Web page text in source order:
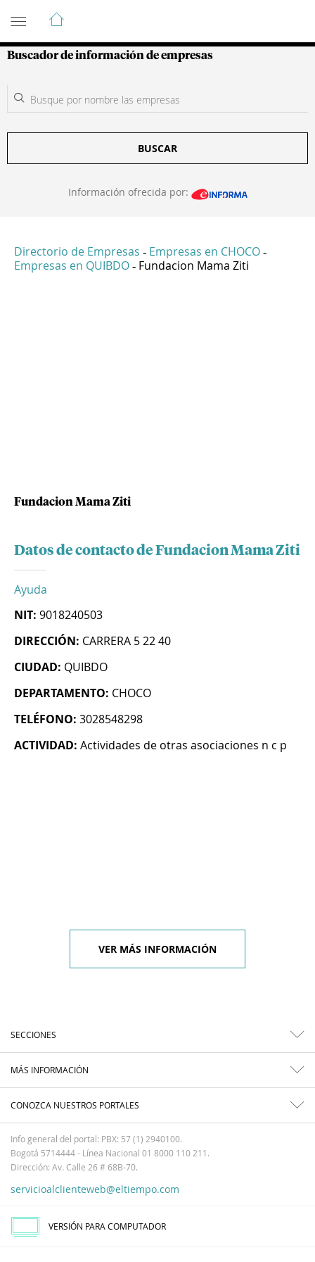
Guía de Empresas Colombianas
Buscador de información de empresas
BUSCAR
Información ofrecida por:
Directorio de Empresas - Empresas en CHOCO -
Empresas en QUIBDO - Fundacion Mama Ziti
Fundacion Mama Ziti
Datos de contacto de Fundacion Mama Ziti
Ayuda
NIT: 9018240503
DIRECCIÓN: CARRERA 5 22 40
CIUDAD: QUIBDO
DEPARTAMENTO: CHOCO
TELÉFONO: 3028548298
ACTIVIDAD: Actividades de otras asociaciones n c p
VER MÁS INFORMACIÓN
SECCIONES
MÁS INFORMACIÓN
CONOZCA NUESTROS PORTALES
Info general del portal: PBX: 57 (1) 2940100.
Bogotá 5714444 - Línea Nacional 01 8000 110 211.
Dirección: Av. Calle 26 # 68B-70.
servicioalclienteweb@eltiempo.com
VERSIÓN PARA COMPUTADOR